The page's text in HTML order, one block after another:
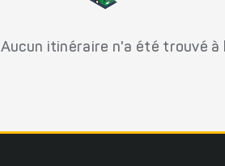
Aucun itinéraire n'a été trouvé